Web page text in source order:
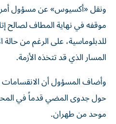
ونقل «أكسيوس» عن مسؤول
موقفه في نهاية المطاف لصالح
للدبلوماسية، على الرغم من حالة
المسار الذي قد تتخذه الأزمة.
وأضاف المسؤول أن الانقسامات
حول جدوى المضي قدماً في
موحد من طهران.